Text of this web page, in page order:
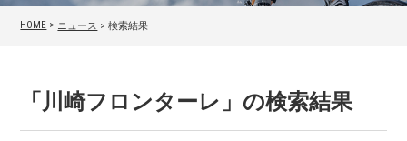
HOME > ニュース >検索結果
「 川崎フロンターレ 」の検索結果